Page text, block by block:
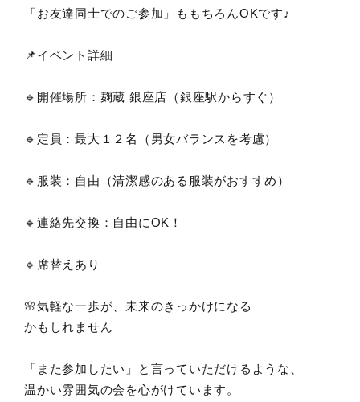
「お友達同士でのご参加」ももちろんOKです♪
📌イベント詳細
🔹開催場所：麹蔵 銀座店（銀座駅からすぐ）
🔹定員：最大１２名（男女バランスを考慮）
🔹服装：自由（清潔感のある服装がおすすめ）
🔹連絡先交換：自由にOK！
🔹席替えあり
🌸気軽な一歩が、未来のきっかけになる
かもしれません
「また参加したい」と言っていただけるような、
温かい雰囲気の会を心がけています。